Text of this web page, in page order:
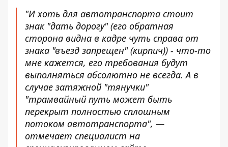
"И хоть для автотранспорта стоит
знак "дать дорогу" (его обратная
сторона видна в кадре чуть справа от
знака "въезд запрещен" (кирпич)) - что-то
мне кажется, его требования будут
выполняться абсолютно не всегда. А в
случае затяжной "тянучки"
"трамвайный путь может быть
перекрыт полностью сплошным
потоком автотранспорта", —
отмечает специалист на